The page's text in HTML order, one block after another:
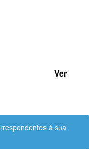
Ver
à sua